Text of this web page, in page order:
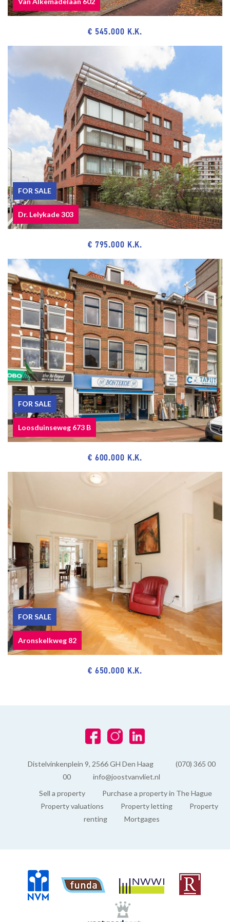
NEAR
Frederik Hendriklaan, Reinkenstraat and Center of The Hague.
Bosjes van Poot, dunes, beach and sea, Harbor of Scheveningen,
restaurants and museums.
Public transport (RandstadRail Line 3, tramline 12) and main roads
through Westland Road and Hubertustunnel.
Close to European- and International School of The Hague, various
schools and sport facilities.
The measurement instruction is based on NEN2580. The
measurement instruction is intended to apply a more uniform way
of measuring for giving an indication of the use surface. The
measurement instruction can not completely close differences in
measurement results, for example by differences in interpretation,
rounding or limitations in the performance of the measurement.
€ 545.000 K.K.
FOR SALE
Dr. Lelykade 303
€ 795.000 K.K.
FOR SALE
Loosduinseweg 673 B
€ 600.000 K.K.
FOR SALE
Aronskelkweg 82
€ 650.000 K.K.
Distelvinkenplein 9, 2566 GH Den Haag
(070) 365 00
00
info@joostvanvliet.nl
Sell a property
Purchase a property in The Hague
Property valuations
Property letting
Property
renting
Mortgages